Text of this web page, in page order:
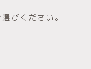
びください。